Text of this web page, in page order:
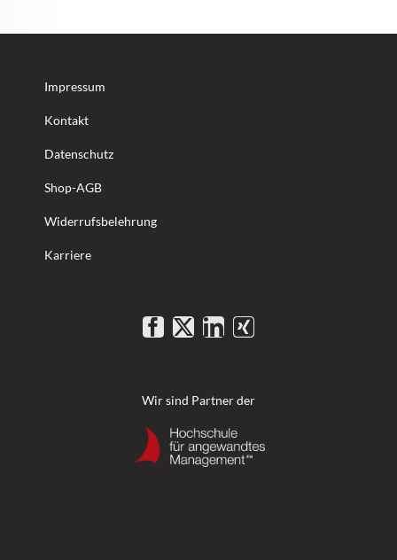
Impressum
Kontakt
Datenschutz
Shop-AGB
Widerrufsbelehrung
Karriere
Wir sind Partner der